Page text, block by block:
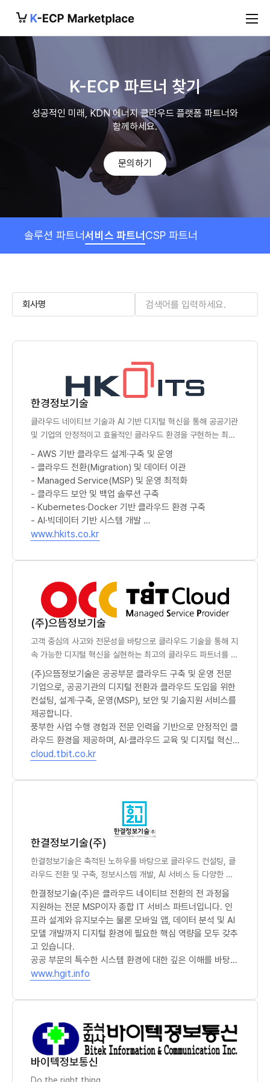
K-ECP 파트너 찾기
성공적인 미래, KDN 에너지 클라우드 플랫폼 파트너와
함께하세요.
문의하기
(새 창)
솔루션 파트너서비스 파트너 CSP 파트너
한경정보기술
클라우드 네이티브 기술과 AI 기반 디지털 혁신을 통해 공공기관
및 기업의 안정적이고 효율적인 클라우드 환경을 구현하는 최고
의 클라우드 전문 파트너를 지향합니다.
- AWS 기반 클라우드 설계·구축 및 운영
- 클라우드 전환(Migration) 및 데이터 이관
- Managed Service(MSP) 및 운영 최적화
- 클라우드 보안 및 백업 솔루션 구축
- Kubernetes·Docker 기반 클라우드 환경 구축
- AI·빅데이터 기반 시스템 개발
- 공공기관 및 민간기업 디지털 전환(DX) 사업 수행
www.hkits.co.kr
(새 창)
(주)으뜸정보기술
고객 중심의 사고와 전문성을 바탕으로 클라우드 기술을 통해 지
속 가능한 디지털 혁신을 실현하는 최고의 클라우드 파트너를 지
(주)으뜸정보기술은 공공부문 클라우드 구축 및 운영 전문
기업으로, 공공기관의 디지털 전환과 클라우드 도입을 위한
컨설팅, 설계·구축, 운영(MSP), 보안 및 기술지원 서비스를
제공합니다.
풍부한 사업 수행 경험과 전문 인력을 기반으로 안정적인 클
라우드 환경을 제공하며, AI·클라우드 교육 및 디지털 혁신
사업을 지속적으로 수행하고 있습니다.
cloud.tbit.co.kr
(새 창)
한결정보기술(주)
한결정보기술은 축적된 노하우를 바탕으로 클라우드 컨설팅, 클
라우드 전환 및 구축, 정보시스템 개발, AI 서비스 등 다양한 분
야에서 고객 감동을 주는 IT 서비스를 제공합니다.
한결정보기술(주)은 클라우드 네이티브 전환의 전 과정을
지원하는 전문 MSP이자 종합 IT 서비스 파트너입니다. 인
프라 설계와 유지보수는 물론 모바일 앱, 데이터 분석 및 AI
모델 개발까지 디지털 환경에 필요한 핵심 역량을 모두 갖추
고 있습니다.
공공 부문의 특수한 시스템 환경에 대한 깊은 이해를 바탕으
로 실효성 있는 전환 전략을 수립하며, 정교한 마이그레이션
도입 이후에는 전문적인 운영관리 시스템을 가동하여 장애
통해 고객사의 비즈니스 신뢰도를 높여 드립니다.
www.hgit.info
(새 창)
바이텍정보통신